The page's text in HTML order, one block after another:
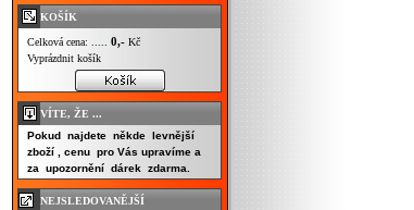
KOŠÍK
Celková cena: ..... 0,- Kč
Vyprázdnit košík
VÍTE, ŽE ...
Pokud najdete někde levnější
zboží , cenu pro Vás upravíme a
za upozornění dárek zdarma.
NEJSLEDOVANĚJŠÍ